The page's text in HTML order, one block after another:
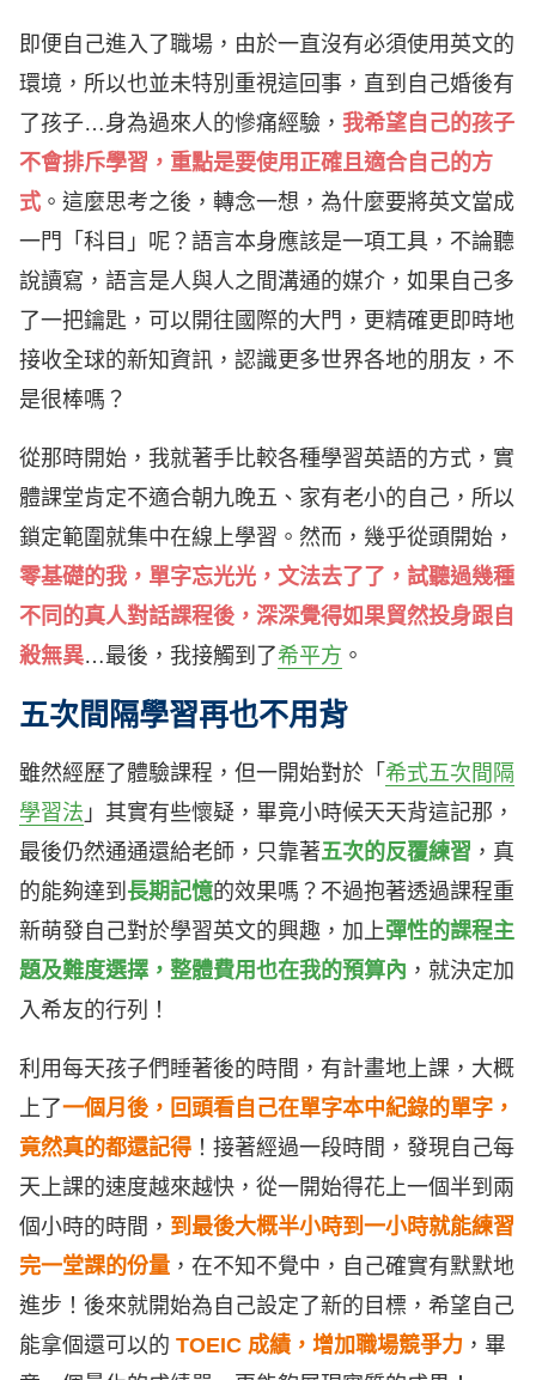
即便自己進入了職場，由於一直沒有必須使用英文的
環境，所以也並未特別重視這回事，直到自己婚後有
了孩子…身為過來人的慘痛經驗， 我希望自己的孩子
不會排斥學習，重點是要使用正確且適合自己的方
式 。這麼思考之後，轉念一想，為什麼要將英文當成
一門「科目」呢？語言本身應該是一項工具，不論聽
說讀寫，語言是人與人之間溝通的媒介，如果自己多
了一把鑰匙，可以開往國際的大門，更精確更即時地
接收全球的新知資訊，認識更多世界各地的朋友，不
是很棒嗎？
從那時開始，我就著手比較各種學習英語的方式，實
體課堂肯定不適合朝九晚五、家有老小的自己，所以
鎖定範圍就集中在線上學習。然而，幾乎從頭開始，
零基礎的我，單字忘光光，文法去了了，試聽過幾種
不同的真人對話課程後，深深覺得如果貿然投身跟自
殺無異…最後，我接觸到了希平方 。
五次間隔學習再也不用背
雖然經歷了體驗課程，但一開始對於「 希式五次間隔
學習法 」其實有些懷疑，畢竟小時候天天背這記那，
最後仍然通通還給老師，只靠著五次的反覆練習 ，真
的能夠達到 長期記憶的效果嗎？不過抱著透過課程重
新萌發自己對於學習英文的興趣，加上彈性的課程主
題及難度選擇，整體費用也在我的預算內 ，就決定加
入希友的行列！
利用每天孩子們睡著後的時間，有計畫地上課，大概
上了一個月後，回頭看自己在單字本中紀錄的單字，
竟然真的都還記得 ！接著經過一段時間，發現自己每
天上課的速度越來越快，從一開始得花上一個半到兩
個小時的時間， 到最後大概半小時到一小時就能練習
完一堂課的份量 ，在不知不覺中，自己確實有默默地
進步！後來就開始為自己設定了新的目標，希望自己
能拿個還可以的 TOEIC 成績，增加職場競爭力 ，畢